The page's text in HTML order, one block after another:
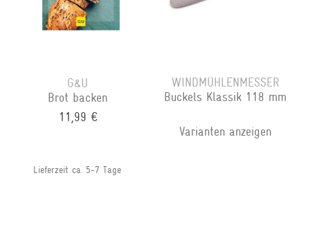
G&U
Brot backen
11,99 €
Lieferzeit ca. 5-7 Tage
WINDMÜHLENMESSER
Buckels Klassik 118 mm
Varianten anzeigen